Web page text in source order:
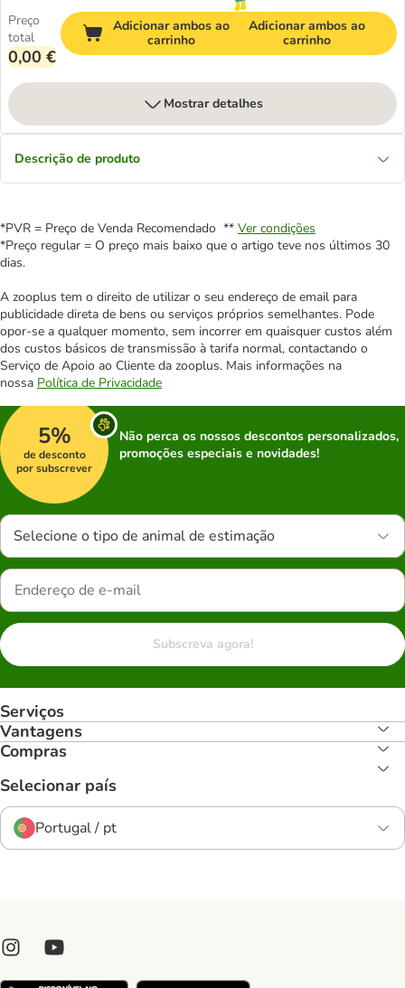
Preço
total
0,00 €
Adicionar ambos ao
carrinho
Adicionar ambos ao
carrinho
Mostrar detalhes
Descrição de produto
*PVR = Preço de Venda Recomendado ** Ver condições
*Preço regular = O preço mais baixo que o artigo teve nos últimos 30
dias.
A zooplus tem o direito de utilizar o seu endereço de email para
publicidade direta de bens ou serviços próprios semelhantes. Pode
opor-se a qualquer momento, sem incorrer em quaisquer custos além
dos custos básicos de transmissão à tarifa normal, contactando o
Serviço de Apoio ao Cliente da zooplus. Mais informações na
nossa Política de Privacidade
5%
de desconto
por subscrever
Não perca os nossos descontos personalizados,
promoções especiais e novidades!
Selecione o tipo de animal de estimação
Subscreva agora!
Serviços
Vantagens
Compras
Selecionar país
Portugal / pt